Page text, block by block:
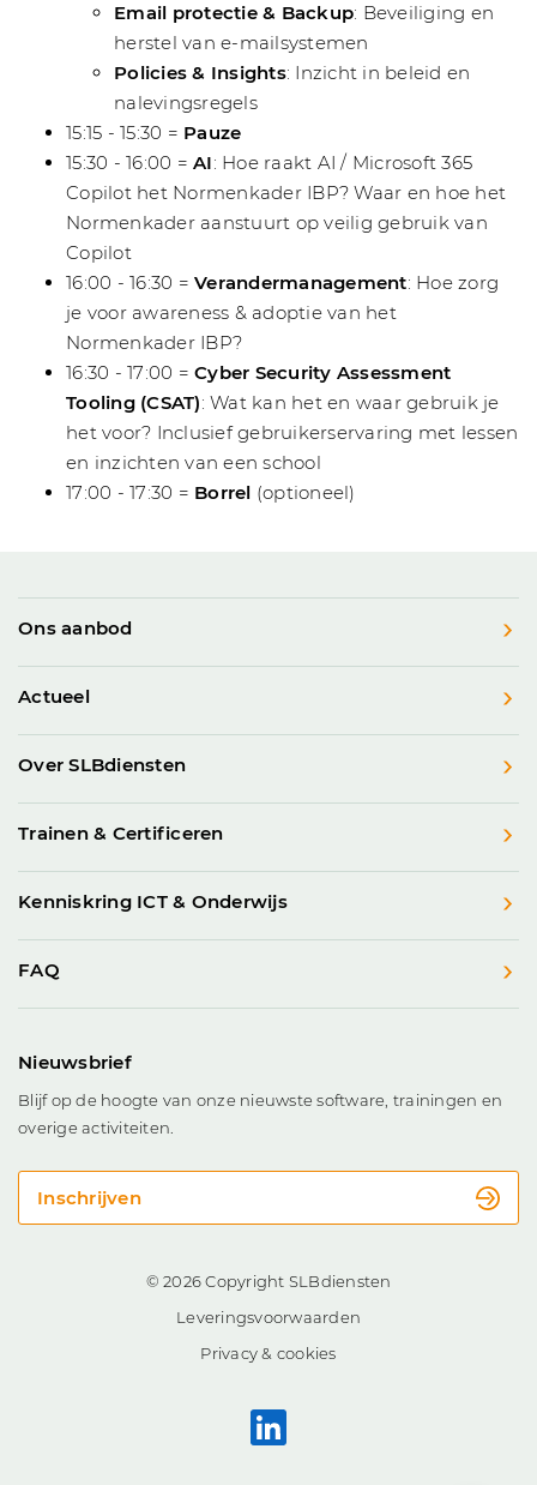
Email protectie & Backup: Beveiliging en
herstel van e-mailsystemen
Policies & Insights: Inzicht in beleid en
nalevingsregels
15:15 - 15:30 = Pauze
15:30 - 16:00 = AI: Hoe raakt AI / Microsoft 365
Copilot het Normenkader IBP? Waar en hoe het
Normenkader aanstuurt op veilig gebruik van
Copilot
16:00 - 16:30 = Verandermanagement: Hoe zorg
je voor awareness & adoptie van het
Normenkader IBP?
16:30 - 17:00 = Cyber Security Assessment
Tooling (CSAT): Wat kan het en waar gebruik je
het voor? Inclusief gebruikerservaring met lessen
en inzichten van een school
17:00 - 17:30 = Borrel (optioneel)
Ons aanbod
Actueel
Over SLBdiensten
Trainen & Certificeren
Kenniskring ICT & Onderwijs
FAQ
Nieuwsbrief
Blijf op de hoogte van onze nieuwste software, trainingen en
overige activiteiten.
Inschrijven
© 2026 Copyright SLBdiensten
Leveringsvoorwaarden
Privacy & cookies